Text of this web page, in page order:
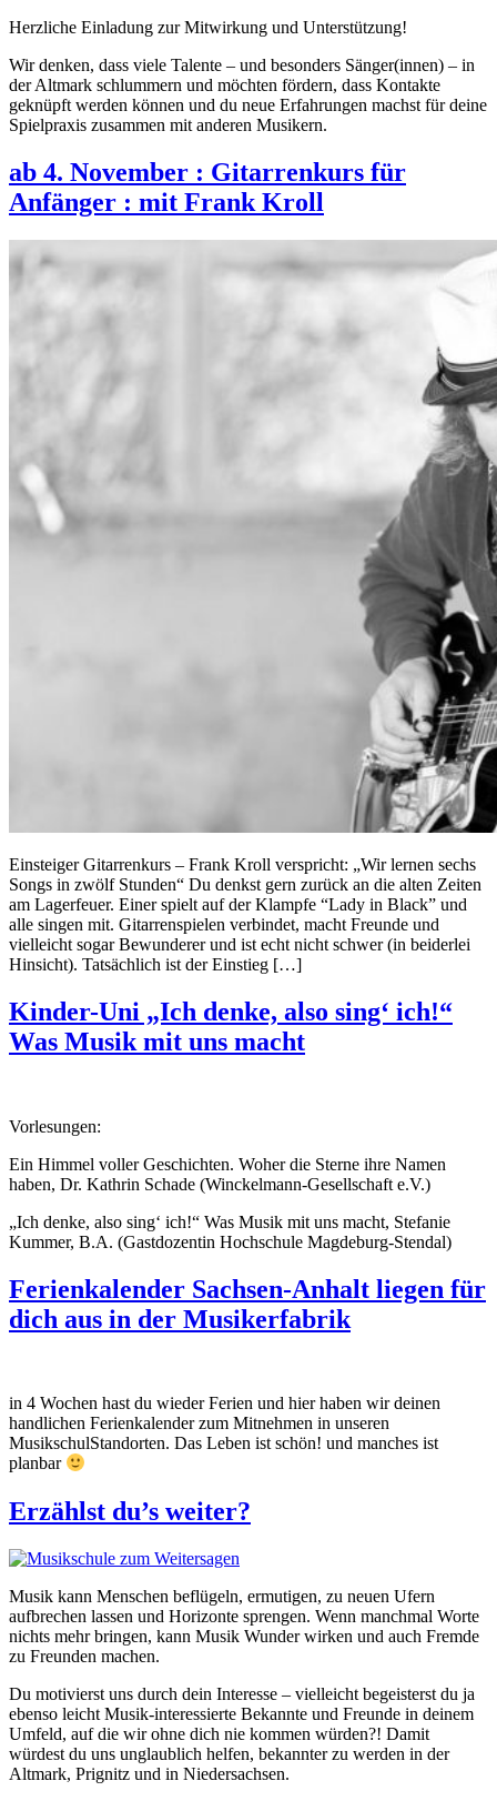
Herzliche Einladung zur Mitwirkung und Unterstützung!
Wir denken, dass viele Talente – und besonders Sänger(innen) – in
der Altmark schlummern und möchten fördern, dass Kontakte
geknüpft werden können und du neue Erfahrungen machst für deine
Spielpraxis zusammen mit anderen Musikern.
ab 4. November : Gitarrenkurs für
Anfänger : mit Frank Kroll
Einsteiger Gitarrenkurs – Frank Kroll verspricht: „Wir lernen sechs
Songs in zwölf Stunden“ Du denkst gern zurück an die alten Zeiten
am Lagerfeuer. Einer spielt auf der Klampfe “Lady in Black” und
alle singen mit. Gitarrenspielen verbindet, macht Freunde und
vielleicht sogar Bewunderer und ist echt nicht schwer (in beiderlei
Hinsicht). Tatsächlich ist der Einstieg […]
Kinder-Uni „Ich denke, also sing‘ ich!“
Was Musik mit uns macht
Vorlesungen:
Ein Himmel voller Geschichten. Woher die Sterne ihre Namen
haben, Dr. Kathrin Schade (Winckelmann-Gesellschaft e.V.)
„Ich denke, also sing‘ ich!“ Was Musik mit uns macht, Stefanie
Kummer, B.A. (Gastdozentin Hochschule Magdeburg-Stendal)
Ferienkalender Sachsen-Anhalt liegen für
dich aus in der Musikerfabrik
in 4 Wochen hast du wieder Ferien und hier haben wir deinen
handlichen Ferienkalender zum Mitnehmen in unseren
MusikschulStandorten. Das Leben ist schön! und manches ist
planbar
Erzählst du’s weiter?
Musik kann Menschen beflügeln, ermutigen, zu neuen Ufern
aufbrechen lassen und Horizonte sprengen. Wenn manchmal Worte
nichts mehr bringen, kann Musik Wunder wirken und auch Fremde
zu Freunden machen.
Du motivierst uns durch dein Interesse – vielleicht begeisterst du ja
ebenso leicht Musik-interessierte Bekannte und Freunde in deinem
Umfeld, auf die wir ohne dich nie kommen würden?! Damit
würdest du uns unglaublich helfen, bekannter zu werden in der
Altmark, Prignitz und in Niedersachsen.